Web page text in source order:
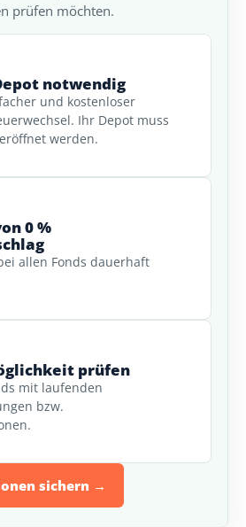
prüfen möchten.
notwendig
und kostenloser
Ihr Depot muss
werden.
0 %
allen Fonds dauerhaft
prüfen
mit laufenden
bzw.
sichern →